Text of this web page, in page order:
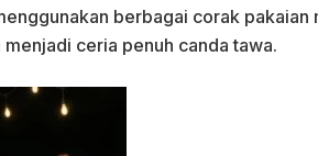
berbagai corak pakaian
menjadi ceria penuh canda tawa.